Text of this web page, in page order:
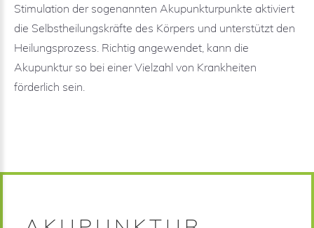
Stimulation der sogenannten Akupunkturpunkte aktiviert
die Selbstheilungskräfte des Körpers und unterstützt den
Heilungsprozess. Richtig angewendet, kann die
Akupunktur so bei einer Vielzahl von Krankheiten
förderlich sein.